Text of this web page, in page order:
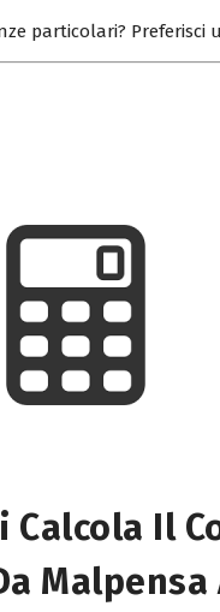
particolari? Preferisci
Calcola Il
Malpensa